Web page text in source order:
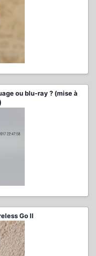
ou blu-ray ? (mise à
Go II